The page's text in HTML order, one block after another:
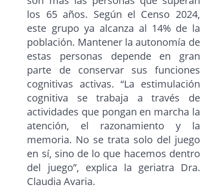
los 65 años. Según el Censo 2024,
este grupo ya alcanza al 14% de la
población. Mantener la autonomía de
estas personas depende en gran
parte de conservar sus funciones
cognitivas activas. “La estimulación
cognitiva se trabaja a través de
actividades que pongan en marcha la
atención, el razonamiento y la
memoria. No se trata solo del juego
en sí, sino de lo que hacemos dentro
del juego”, explica la geriatra Dra.
Claudia Avaria.